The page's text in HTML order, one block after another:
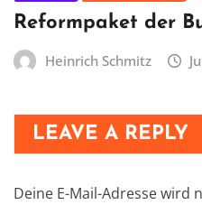
Reformpaket der
Heinrich Schmitz
LEAVE A REPLY
Deine E-Mail-Adresse wird